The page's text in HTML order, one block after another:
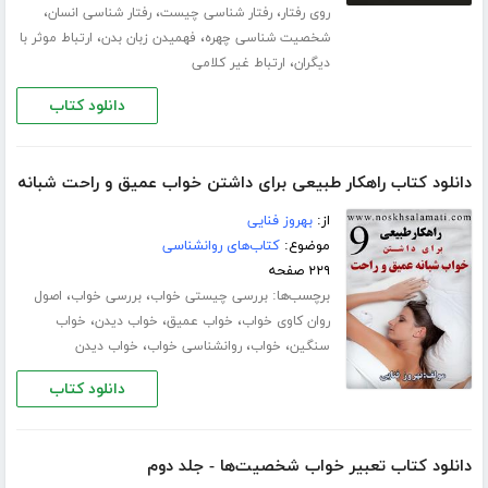
روی رفتار،رفتار شناسی چیست،رفتار شناسی انسان،
شخصیت شناسی چهره، فهمیدن زبان بدن، ارتباط موثر با
دیگران، ارتباط غیر کلامی
دانلود کتاب
دانلود کتاب راهکار طبیعی برای داشتن خواب عمیق و راحت شبانه
از:بهروز فنایی
موضوع:کتاب‌های روانشناسی
۲۲۹ صفحه
برچسب‌ها:بررسی چیستی خواب،بررسی خواب، اصول
روان کاوی خواب، خواب عمیق، خواب دیدن، خواب
سنگین، خواب،روانشناسی خواب، خواب دیدن
دانلود کتاب
دانلود کتاب تعبیر خواب شخصیت‌ها - جلد دوم